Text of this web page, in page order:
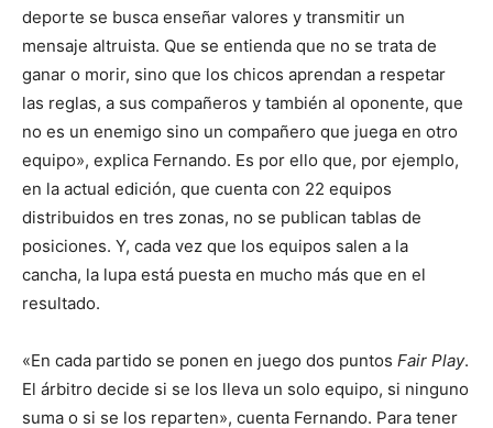
deporte se busca enseñar valores y transmitir un
mensaje altruista. Que se entienda que no se trata de
ganar o morir, sino que los chicos aprendan a respetar
las reglas, a sus compañeros y también al oponente, que
no es un enemigo sino un compañero que juega en otro
equipo», explica Fernando. Es por ello que, por ejemplo,
en la actual edición, que cuenta con 22 equipos
distribuidos en tres zonas, no se publican tablas de
posiciones. Y, cada vez que los equipos salen a la
cancha, la lupa está puesta en mucho más que en el
resultado.
«En cada partido se ponen en juego dos puntos Fair Play.
El árbitro decide si se los lleva un solo equipo, si ninguno
suma o si se los reparten», cuenta Fernando. Para tener